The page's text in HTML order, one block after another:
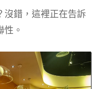
沒錯，這裡正在告訴
。